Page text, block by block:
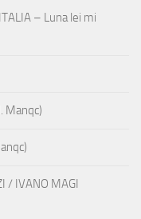
– Luna lei mi
Manqc)
/ IVANO MAGI